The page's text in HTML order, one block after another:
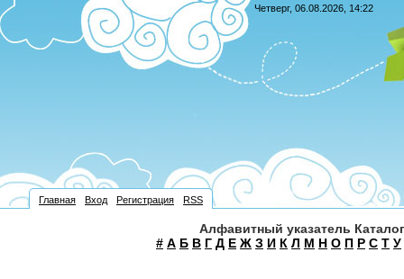
Четверг, 06.08.2026, 14:22
Главная Вход Регистрация RSS
Алфавитный указатель
# А Б В Г Д Е Ж З И К Л М Н О П Р С Т У